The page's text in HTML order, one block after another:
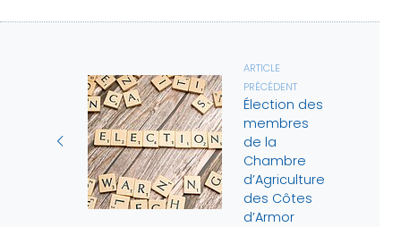
ARTICLE
PRÉCÉDENT
Élection des
membres
de la
Chambre
d’Agriculture
des Côtes
d’Armor